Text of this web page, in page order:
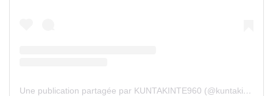
Une publication partagée par KUNTAKINTE960 (@kuntakinte960)